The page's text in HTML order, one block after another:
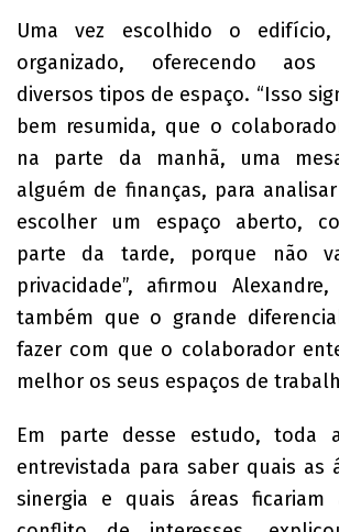
Uma vez escolhido o
organizado, oferecendo aos
diversos tipos de espaço. “Isso
bem resumida, que o
na parte da manhã, uma
alguém de finanças, para
escolher um espaço aberto,
parte da tarde, porque não
privacidade”, afirmou
também que o grande
fazer com que o colaborador
melhor os seus espaços de
Em parte desse estudo, toda
entrevistada para saber quais as
sinergia e quais áreas ficariam